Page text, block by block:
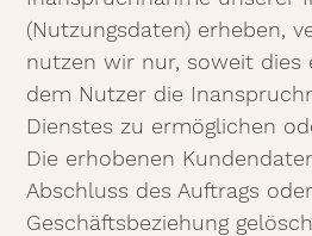
(Nutzungsdaten) erheben,
nutzen wir nur, soweit dies
dem Nutzer die
Dienstes zu ermöglichen
Die erhobenen
Abschluss des Auftrags
Geschäftsbeziehung